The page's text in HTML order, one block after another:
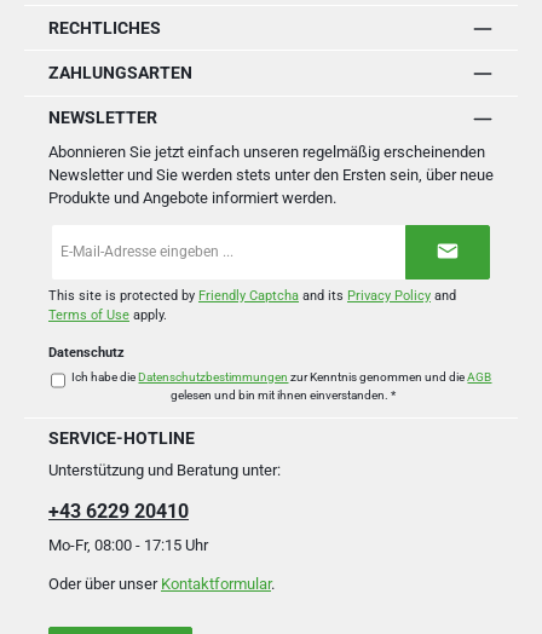
RECHTLICHES
ZAHLUNGSARTEN
NEWSLETTER
Abonnieren Sie jetzt einfach unseren regelmäßig erscheinenden
Newsletter und Sie werden stets unter den Ersten sein, über neue
Produkte und Angebote informiert werden.
Mail-
*
This site is protected by Friendly Captcha and its Privacy Policy and
Terms of Use apply.
Datenschutz
Ich habe dieDatenschutzbestimmungen zur Kenntnis genommen und dieAGB
gelesen und bin mit ihnen einverstanden. *
SERVICE-HOTLINE
Unterstützung und Beratung unter:
+43 6229 20410
Mo-Fr, 08:00 - 17:15 Uhr
Oder über unser Kontaktformular.